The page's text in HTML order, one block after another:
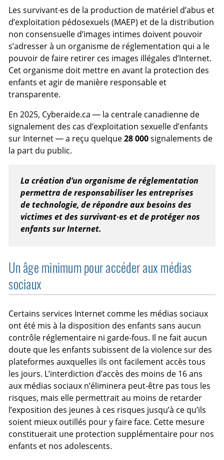
Les survivant·es de la production de matériel d’abus et
d’exploitation pédosexuels (MAEP) et de la distribution
non consensuelle d’images intimes doivent pouvoir
s’adresser à un organisme de réglementation qui a le
pouvoir de faire retirer ces images illégales d’Internet.
Cet organisme doit mettre en avant la protection des
enfants et agir de manière responsable et
transparente.
En 2025, Cyberaide.ca — la centrale canadienne de
signalement des cas d’exploitation sexuelle d’enfants
sur Internet — a reçu quelque28 000signalements de
la part du public.
La création d’un organisme de réglementation
permettra de responsabiliser les entreprises
de technologie, de répondre aux besoins des
victimes et des survivant·es et de protéger nos
enfants sur Internet.
Un âge minimum pour accéder aux médias
sociaux
Certains services Internet comme les médias sociaux
ont été mis à la disposition des enfants sans aucun
contrôle réglementaire ni garde-fous. Il ne fait aucun
doute que les enfants subissent de la violence sur des
plateformes auxquelles ils ont facilement accès tous
les jours. L’interdiction d’accès des moins de 16 ans
aux médias sociaux n’éliminera peut-être pas tous les
risques, mais elle permettrait au moins de retarder
l’exposition des jeunes à ces risques jusqu’à ce qu’ils
soient mieux outillés pour y faire face. Cette mesure
constituerait une protection supplémentaire pour nos
enfants et nos adolescents.